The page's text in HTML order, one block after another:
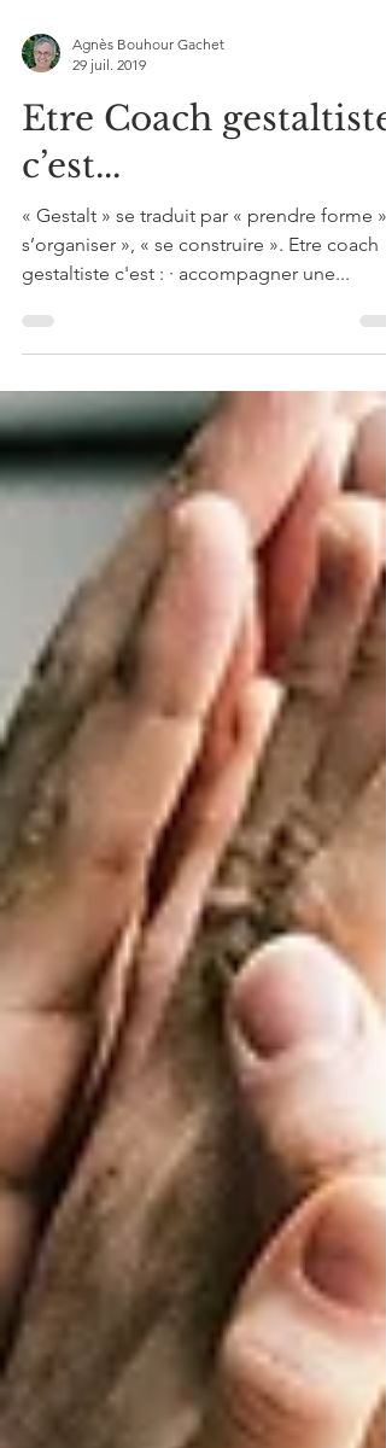
Agnès Bouhour Gachet
29 juil. 2019
Etre Coach gestaltiste,
c’est...
« Gestalt » se traduit par « prendre forme »,
gestaltiste c'est : · accompagner une...